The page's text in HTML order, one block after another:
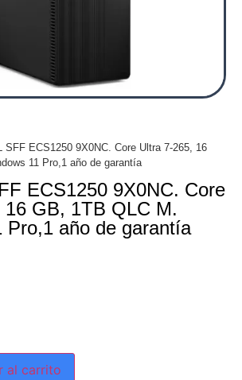
SFF ECS1250 9X0NC. Core Ultra 7-265, 16
11 Pro,1 año de garantía
ECS1250 9X0NC. Core
16 GB, 1TB QLC M.
Pro,1 año de garantía
al carrito